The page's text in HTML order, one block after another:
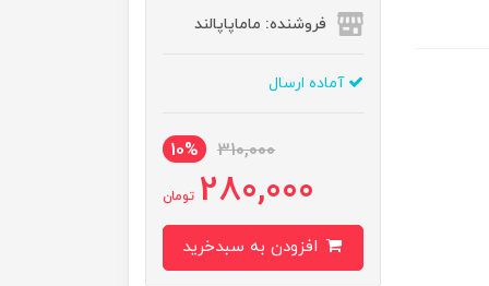
فروشنده: ماماپاپالند
آماده ارسال
310,000
10%
280,000 تومان